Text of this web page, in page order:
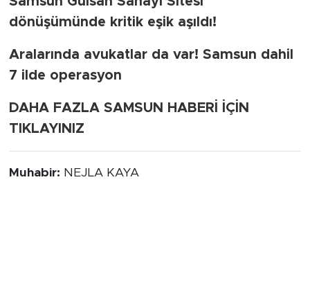
dönüşümünde kritik eşik aşıldı!
Aralarında avukatlar da var! Samsun dahil
7 ilde operasyon
DAHA FAZLA SAMSUN HABERİ İÇİN
TIKLAYINIZ
Muhabir: NEJLA KAYA